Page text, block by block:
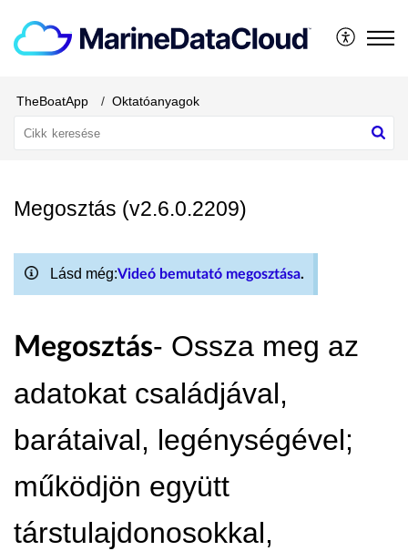
TheBoatApp Oktatóanyagok
Megosztás (v2.6.0.2209)
Lásd még:Videó bemutató megosztása.
Megosztás- Ossza meg az
adatokat családjával,
barátaival, legénységével;
működjön együtt
társtulajdonosokkal,